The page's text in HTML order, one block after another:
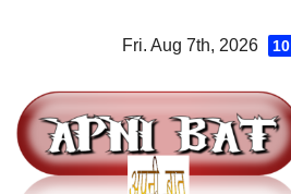
Fri. Aug 7th, 2026